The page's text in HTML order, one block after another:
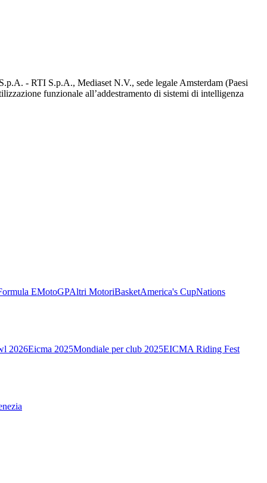
- RTI S.p.A., Mediaset N.V., sede legale Amsterdam (Paesi
funzionale all’addestramento di sistemi di intelligenza
EMotoGPAltri MotoriBasketAmerica's CupNations
2026Eicma 2025Mondiale per club 2025EICMA Riding Fest